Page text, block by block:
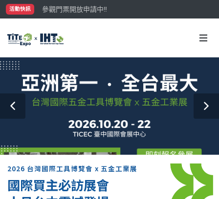
活動快訊
參觀門票開放申請中‼️
最大規模台灣五金展TiTE x IHT，2026/10/20-22與您在臺
2026 台灣國際工具博覽會 x 五金工業展
國際買主必訪展會